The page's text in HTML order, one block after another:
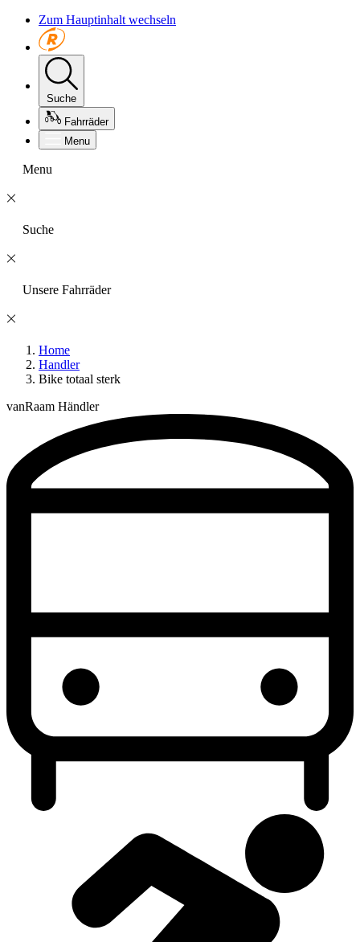
Zum Hauptinhalt wechseln
Suche
Fahrräder
Menu
Menu
Suche
Unsere Fahrräder
Home
Handler
Bike totaal sterk
vanRaam Händler